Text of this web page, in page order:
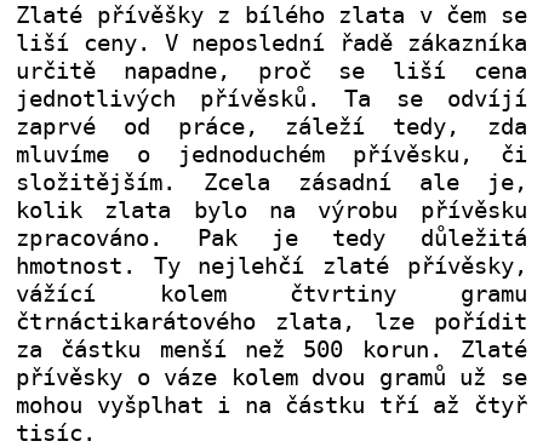
Zlaté přívěšky z bílého zlata v čem se
liší ceny. V neposlední řadě zákazníka
určitě napadne, proč se liší cena
jednotlivých přívěsků. Ta se odvíjí
zaprvé od práce, záleží tedy, zda
mluvíme o jednoduchém přívěsku, či
složitějším. Zcela zásadní ale je,
kolik zlata bylo na výrobu přívěsku
zpracováno. Pak je tedy důležitá
hmotnost. Ty nejlehčí zlaté přívěsky,
vážící kolem čtvrtiny gramu
čtrnáctikarátového zlata, lze pořídit
za částku menší než 500 korun. Zlaté
přívěsky o váze kolem dvou gramů už se
mohou vyšplhat i na částku tří až čtyř
tisíc.